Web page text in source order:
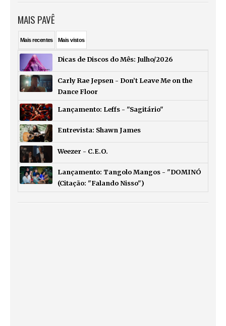
MAIS PAVÊ
Maisrecentes Maisvistos
Dicas de Discos do Mês: Julho/2026
Carly Rae Jepsen - Don’t Leave Me on the
Dance Floor
Lançamento: Leffs - "Sagitário"
Entrevista: Shawn James
Weezer - C.E.O.
Lançamento: Tangolo Mangos - "DOMINÓ
(Citação: "Falando Nisso")